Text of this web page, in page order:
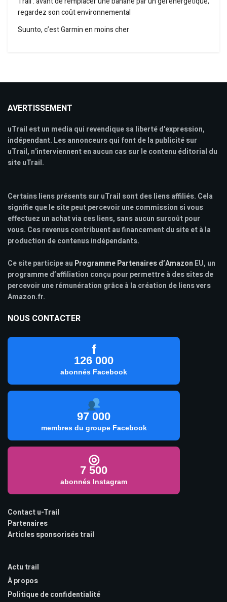
regardez son coût environnemental
Suunto, c’est Garmin en moins cher
AVERTISSEMENT
uTrail est un media qui revendique sa liberté d'expression,
indépendant. Les annonceurs qui font de la publicité sur
uTrail, n'interviennent en aucun cas sur le contenu éditorial du
site uTrail.
Certains liens présents sur uTrail sont des liens affiliés. Cela
signifie que le site peut percevoir une commission si vous
effectuez un achat via ces liens, sans aucun surcoût pour
vous. Ces revenus contribuent au financement du site et à la
production de contenus indépendants.
Ce site participe au Programme Partenaires d’Amazon EU, un
programme d’affiliation conçu pour permettre à des sites de
percevoir une rémunération grâce à la création de liens vers
Amazon.fr.
NOUS CONTACTER
f
126 000
abonnés Facebook
97 000
membres du groupe Facebook
◎
7 500
abonnés Instagram
Contact u-Trail
Partenaires
Articles sponsorisés trail
Actu trail
À propos
Politique de confidentialité